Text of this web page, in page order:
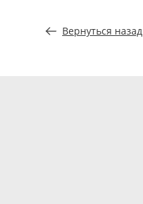
Вернуться назад